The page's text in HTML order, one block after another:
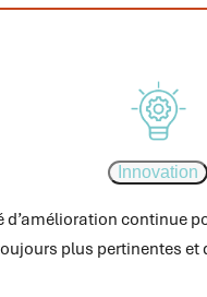
Innovation
d’amélioration continue
plus pertinentes et